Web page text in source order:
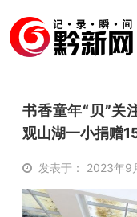
书香童年“贝”关
观山湖一小捐赠
发表于： 2023年9